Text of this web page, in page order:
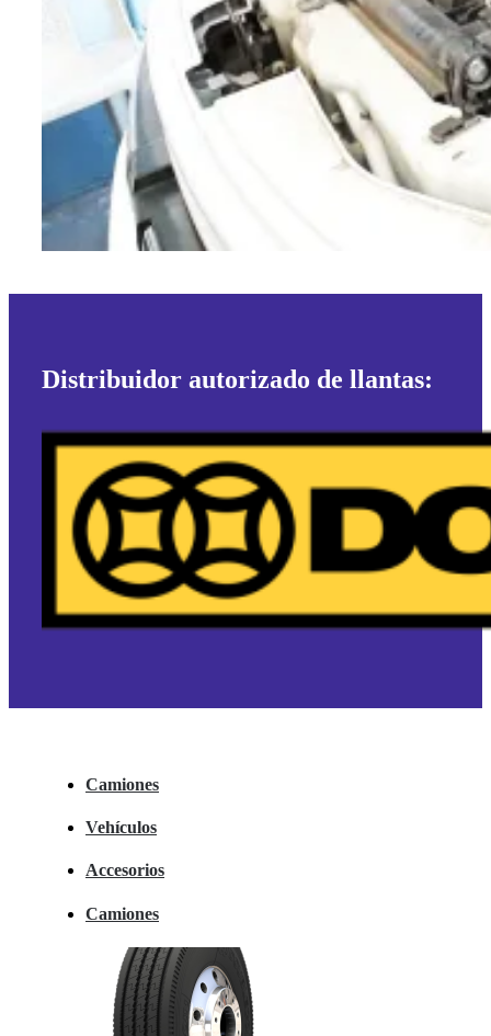
Distribuidor autorizado de llantas:
Camiones
Vehículos
Accesorios
Camiones